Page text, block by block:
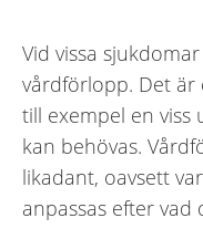
Vid vissa
vårdförlopp. Det
till exempel en viss
kan behövas.
likadant, oavsett
anpassas efter vad